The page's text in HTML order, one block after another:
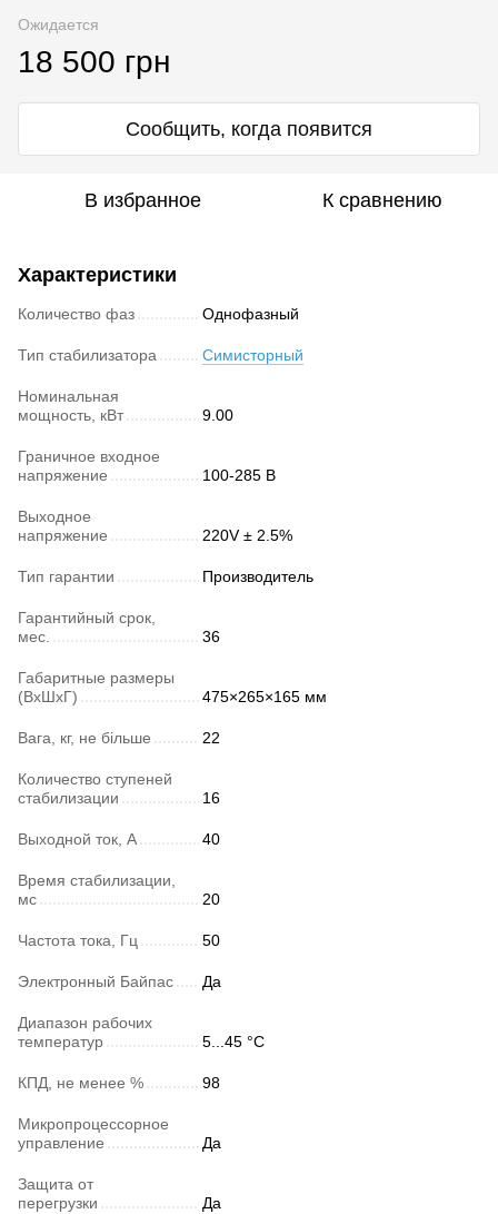
Ожидается
18 500 грн
Сообщить, когда появится
В избранное К сравнению
Характеристики
Количество фаз Однофазный
Тип стабилизатора Симисторный
Номинальная
мощность, кВт
9.00
Граничное входное
напряжение
100-285 В
Выходное
напряжение
220V ± 2.5%
Тип гарантии Производитель
Гарантийный срок,
мес.
36
Габаритные размеры
(ВхШхГ)
475×265×165 мм
Вага, кг, не більше 22
Количество ступеней
стабилизации
16
Выходной ток, А 40
Время стабилизации,
мс
20
Частота тока, Гц 50
Электронный Байпас Да
Диапазон рабочих
температур
5...45 °C
КПД, не менее % 98
Микропроцессорное
управление
Да
Защита от
перегрузки
Да